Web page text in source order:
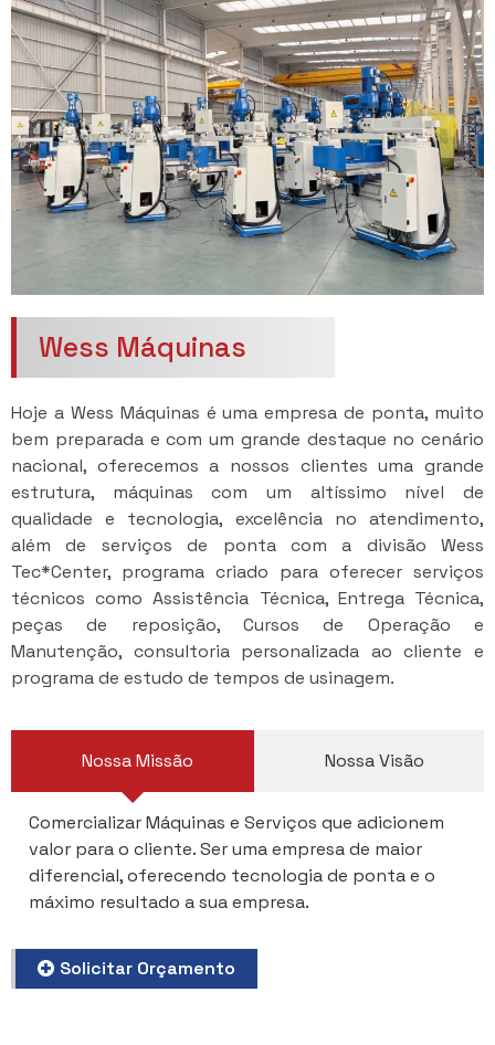
Wess Máquinas
Hoje a Wess Máquinas é uma empresa de ponta, muito
bem preparada e com um grande destaque no cenário
nacional, oferecemos a nossos clientes uma grande
estrutura, máquinas com um altíssimo nível de
qualidade e tecnologia, excelência no atendimento,
além de serviços de ponta com a divisão Wess
Tec*Center, programa criado para oferecer serviços
técnicos como Assistência Técnica, Entrega Técnica,
peças de reposição, Cursos de Operação e
Manutenção, consultoria personalizada ao cliente e
programa de estudo de tempos de usinagem.
Nossa Missão Nossa Visão
Comercializar Máquinas e Serviços que adicionem
valor para o cliente. Ser uma empresa de maior
diferencial, oferecendo tecnologia de ponta e o
máximo resultado a sua empresa.
Solicitar Orçamento